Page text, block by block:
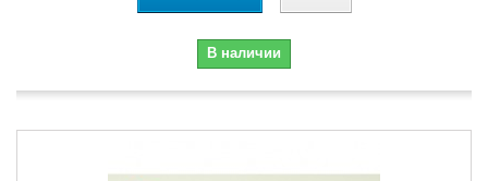
В наличии